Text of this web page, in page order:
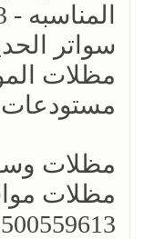
سواتر
مظلات
مستودعات
مظلات
مظلات